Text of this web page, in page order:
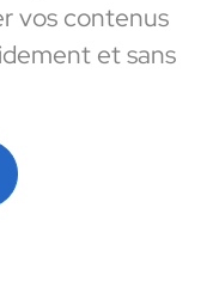
vos contenus
et sans